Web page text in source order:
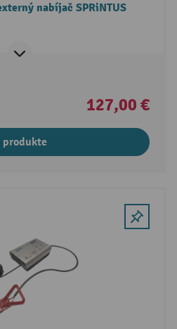
nabíjač SPRiNTUS
127,00 €
produkte